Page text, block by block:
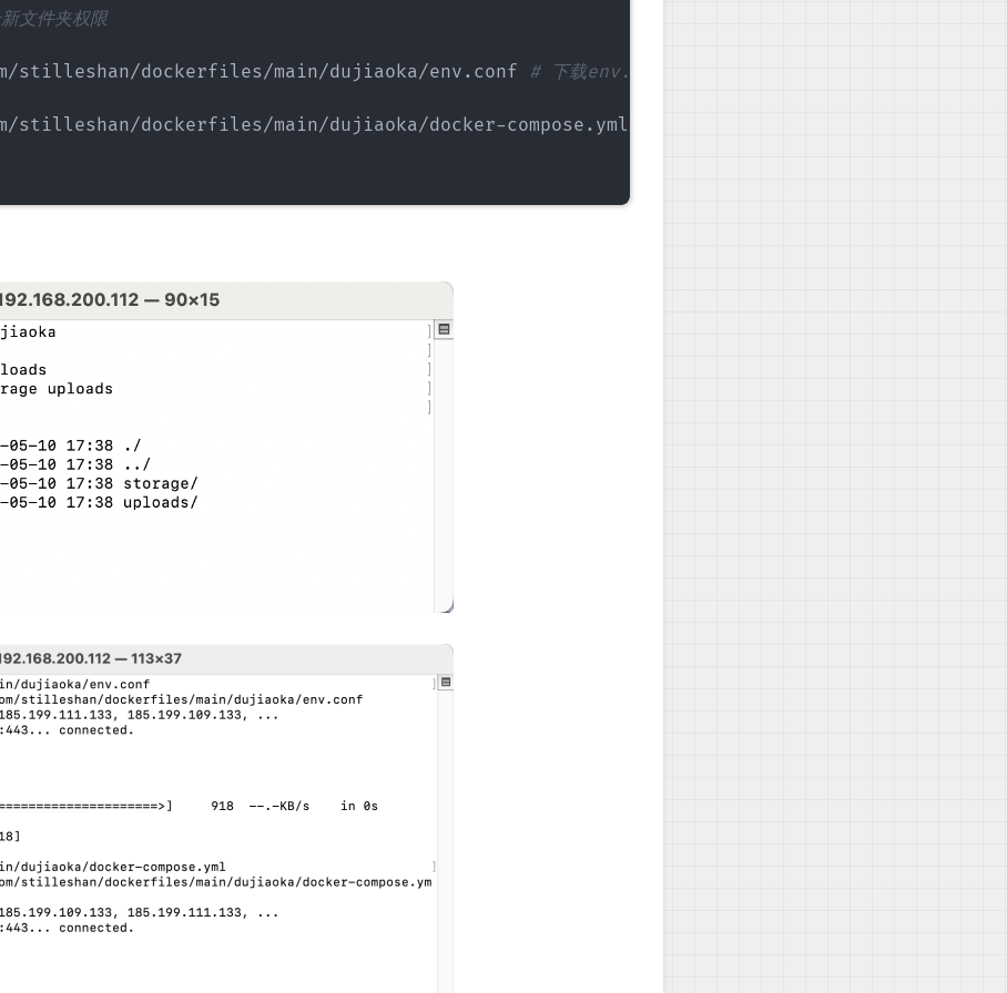
文件夹权限
stilleshan/dockerfiles/main/dujiaoka/env.conf # 下载env.conf文件
stilleshan/dockerfiles/main/dujiaoka/docker-compose.yml